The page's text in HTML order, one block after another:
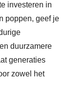
investeren in
poppen, geef je
duurzamere
generaties
zowel het